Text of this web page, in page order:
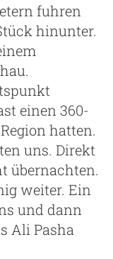
fuhren
hinunter.
einen 360-
hatten.
uns. Direkt
übernachten.
weiter. Ein
und dann
Ali Pasha